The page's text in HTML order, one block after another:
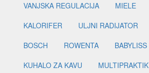
VANJSKA REGULACIJA
MIELE
KALORIFER
ULJNI RADIJATOR
BOSCH
ROWENTA BABYLISS
KUHALO ZA KAVU
MULTIPRAKTIK